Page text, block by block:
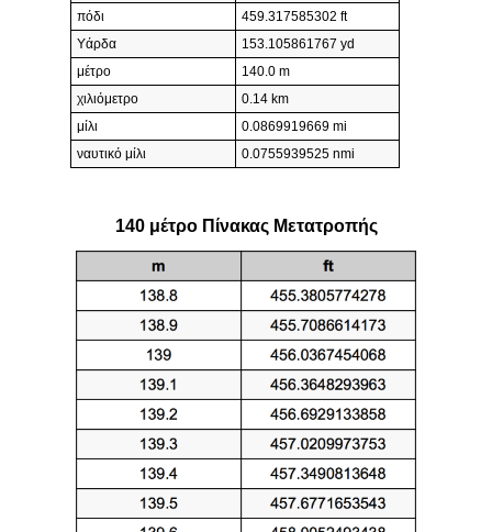
πόδι
459.317585302 ft
Υάρδα
153.105861767 yd
μέτρο
140.0 m
χιλιόμετρο
0.14 km
μίλι
0.0869919669 mi
ναυτικό μίλι
0.0755939525 nmi
140 μέτρο Πίνακας Μετατροπής